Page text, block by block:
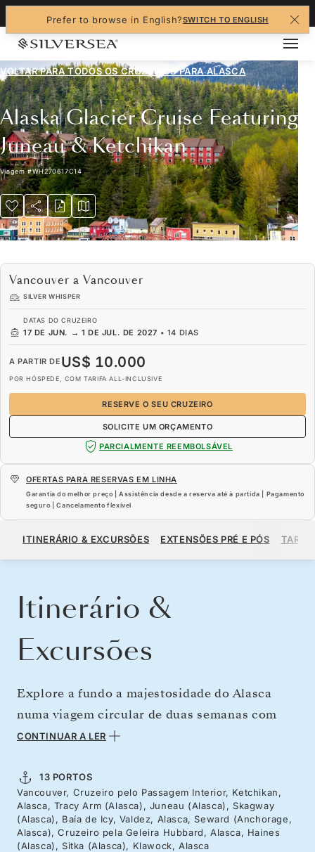
Prefer to browse in English?SWITCH TO ENGLISH
VOLTAR PARA TODOS OS CRUZEIROS PARAALASCA
Alaska Glacier Cruise Featuring
Juneau & Ketchikan
Viagem#WH270617C14
Vancouver a Vancouver
SILVER WHISPER
DATAS DO CRUZEIRO
17 DE JUN. → 1 DE JUL. DE 2027 • 14 DIAS
A PARTIR DE US$ 10.000
POR HÓSPEDE, COM TARIFA ALL-INCLUSIVE
RESERVE O SEU CRUZEIRO
SOLICITE UM ORÇAMENTO
PARCIALMENTE REEMBOLSÁVEL
OFERTAS PARA RESERVAS EM LINHA
Garantia do melhor preço | Assistência desde a reserva até à partida | Pagamento
seguro | Cancelamento flexível
A PARTIR DE US$ 10.000
ITINERÁRIO & EXCURSÕES EXTENSÕES PRÉ E PÓS
Itinerário &
Excursões
Explore a fundo a majestosidade do Alasca
numa viagem circular de duas semanas com
partida de Vancouver. O sol do início do verão
enquanto os salmões saltitam nas águas dos
rios sob o olhar atento dos ursos. Veja com os
seus próprios olhos os imponentes glaciares
que rodeiam Icy Bay e a imensa parede azul do
CONTINUAR A LER
13 PORTOS
Vancouver, Cruzeiro pelo Passagem Interior, Ketchikan,
Alasca, Tracy Arm (Alasca), Juneau (Alasca), Skagway
(Alasca), Baía de Icy, Valdez, Alasca, Seward (Anchorage,
Alasca), Cruzeiro pela Geleira Hubbard, Alasca, Haines
(Alasca), Sitka (Alasca), Klawock, Alasca